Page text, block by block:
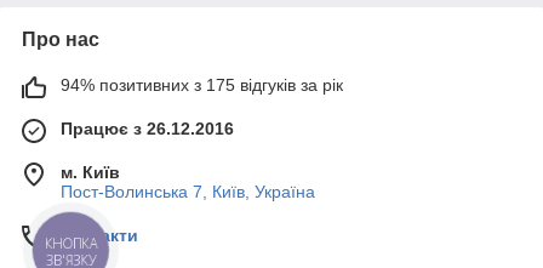
Про нас
94% позитивних з 175 відгуків за рік
Працює з 26.12.2016
м. Київ
Пост-Волинська 7, Київ, Україна
Контакти
КНОПКА
ЗВ'ЯЗКУ